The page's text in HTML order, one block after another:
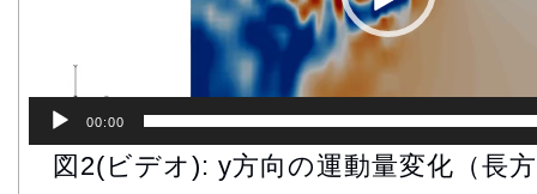
00:00
図2(ビデオ): y方向の運動量変化（長